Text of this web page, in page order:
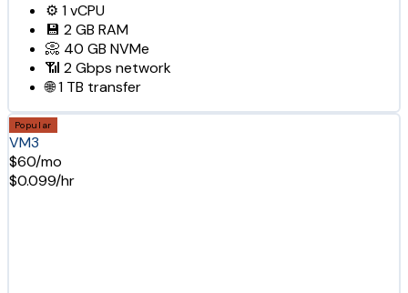
⚙️ 1vCPU
💾 2 GB RAM
📀 40 GB NVMe
📶 2 Gbps network
🌐1 TB transfer
Popular
VM3
$60/mo
$0.099/hr